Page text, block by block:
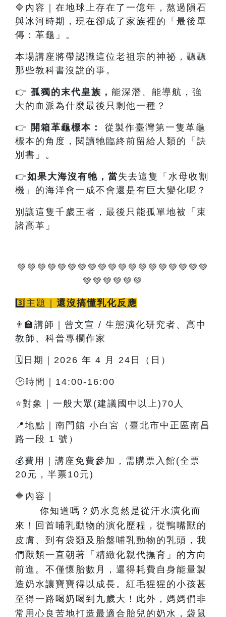
🔷內容 ｜ 在地球上存在了一億年，熬過隕石
與冰河時期，現在卻成了家族裡的「最後單
傳：革龜」。
本場講座將帶認識這位老祖宗的神祕，聽聽
那些教科書沒說的事。
👉 孤獨的末代皇族 ， 能深潛、能導航，強
大的血派為什麼最後只剩他一種？
👉 開箱革龜標本：
從製作臺灣第一隻革龜
標本的角度，閱讀牠臨終前留給人類的「訣
別書」。
👉如果大海沒有牠 ，當失去這隻「水母收割
機」的海洋會一成不會還是有巨大變化呢？
別讓這隻千歲王者，最後只能孤單地被「束
諸高革」
💚💚💚💚💚💚💚💚💚💚💚💚💚💚💚💚💚💚💚
💚💚💚💚💚💚
3️⃣主題｜ 還沒搞懂乳化反應
👨‍🏫講師｜曾文宣 / 生態演化研究者、高中
教師、科普專欄作家
🗓️日期｜2026 年 4 月 24日（日）
🕑時間｜14:00-16:00
⭐對象｜一般大眾(建議國中以上)70人
📍地點｜南門館 小白宮（臺北市中正區南昌
路一段 1 號）
💰費用｜講座免費參加，需購票入館(全票
20元，半票10元)
🔷內容 ｜
你知道嗎？奶水竟然是從汗水演化而
來！回首哺乳動物的演化歷程，從鴨嘴獸的
皮膚、到有袋類及胎盤哺乳動物的乳頭，我
們獸類一直朝著「精緻化親代撫育」的方向
前進。不僅懷胎數月，還得耗費自身能量製
造奶水讓寶寶得以成長。紅毛猩猩的小孩甚
至得一路喝奶喝到九歲大！此外，媽媽們非
常用心良苦地打造最適合胎兒的奶水，袋鼠